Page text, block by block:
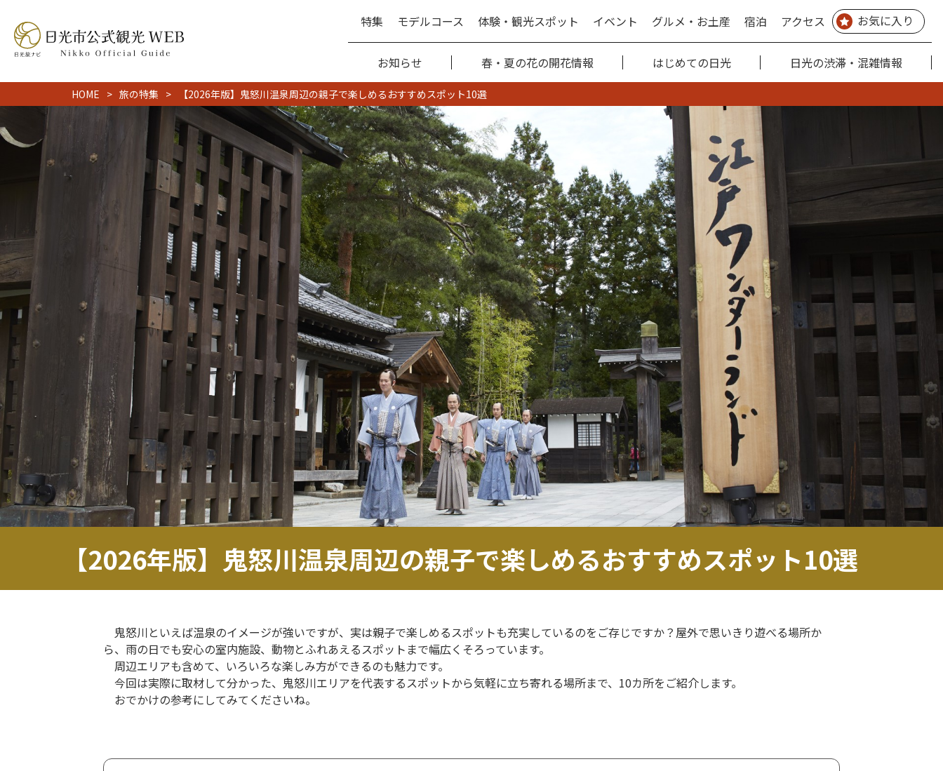
特集 モデルコース 体験・観光スポット イベント グルメ・お土産 宿泊 アクセス お気に入り
お知らせ 春・夏の花の開花情報 はじめての日光 日光の渋滞・混雑情報
HOME 旅の特集 【2026年版】鬼怒川温泉周辺の親子で楽しめるおすすめスポット10選
【2026年版】鬼怒川温泉周辺の親子で楽しめるおすすめスポット10選
鬼怒川といえば温泉のイメージが強いですが、実は親子で楽しめるスポットも充実しているのをご存じですか？屋外で思いきり遊べる場所か
ら、雨の日でも安心の室内施設、動物とふれあえるスポットまで幅広くそろっています。
周辺エリアも含めて、いろいろな楽しみ方ができるのも魅力です。
今回は実際に取材して分かった、鬼怒川エリアを代表するスポットから気軽に立ち寄れる場所まで、10カ所をご紹介します。
おでかけの参考にしてみてくださいね。